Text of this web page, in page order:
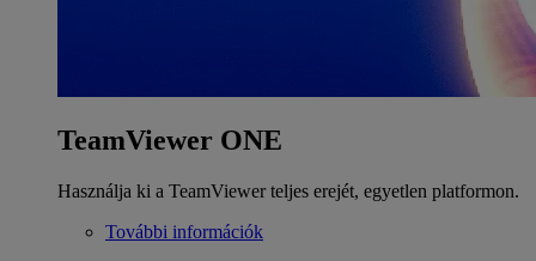
TeamViewer ONE
Használja ki a TeamViewer teljes erejét, egyetlen platformon.
További információk